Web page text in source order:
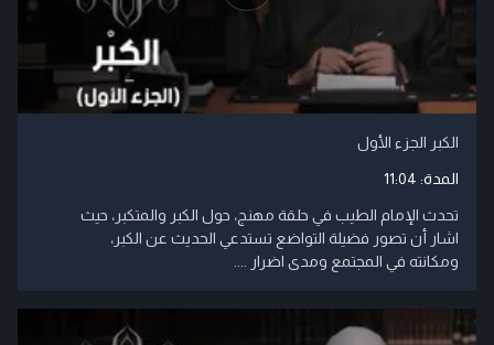
الكبر الجزء الأول
المدة: 11:04
تحدث الإمام الطيب في حلقة مهنج، حول الكبر والمتكبر، حيث
اشار أن تصور فضيلة التواضع تستدعي الحديث عن الكبر،
ومكانته في المجتمع ومدى اضرار ....